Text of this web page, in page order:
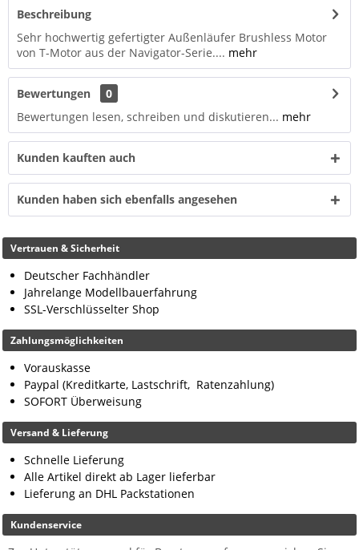
Beschreibung
Sehr hochwertig gefertigter Außenläufer Brushless Motor
von T-Motor aus der Navigator-Serie.... mehr
Bewertungen
0
Bewertungen lesen, schreiben und diskutieren... mehr
Kunden kauften auch
Kunden haben sich ebenfalls angesehen
Vertrauen & Sicherheit
Deutscher Fachhändler
Jahrelange Modellbauerfahrung
SSL-Verschlüsselter Shop
Zahlungsmöglichkeiten
Vorauskasse
Paypal (Kreditkarte, Lastschrift, Ratenzahlung)
SOFORT Überweisung
Versand & Lieferung
Schnelle Lieferung
Alle Artikel direkt ab Lager lieferbar
Lieferung an DHL Packstationen
Kundenservice